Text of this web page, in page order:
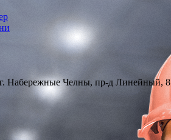
г. Набережные Челны, пр-д Линейный, 8